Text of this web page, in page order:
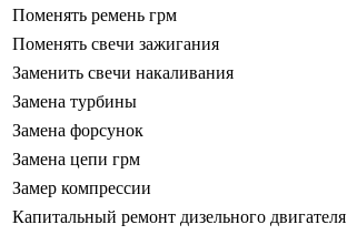
Поменять ремень грм
Поменять свечи зажигания
Заменить свечи накаливания
Замена турбины
Замена форсунок
Замена цепи грм
Замер компрессии
Капитальный ремонт дизельного двигателя